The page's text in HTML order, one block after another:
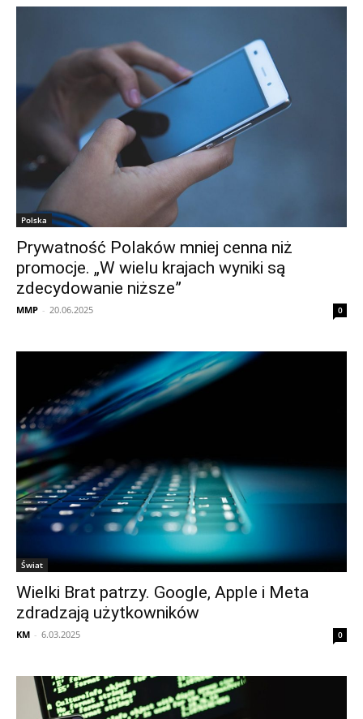
Polska
Prywatność Polaków mniej cenna niż
promocje. „W wielu krajach wyniki są
zdecydowanie niższe”
MMP - 20.06.2025 0
Świat
Wielki Brat patrzy. Google, Apple i Meta
zdradzają użytkowników
KM - 6.03.2025 0